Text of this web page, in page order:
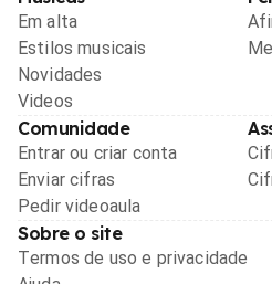
Em alta
Estilos musicais
Novidades
Videos
Comunidade
Entrar ou criar conta
Enviar cifras
Pedir videoaula
Sobre o site
Termos de uso e privacidade